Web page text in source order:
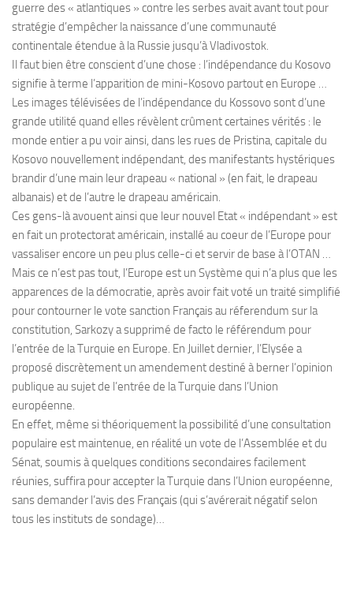
guerre des « atlantiques » contre les serbes avait avant tout pour
stratégie d’empêcher la naissance d’une communauté
continentale étendue à la Russie jusqu’à Vladivostok.
Il faut bien être conscient d’une chose : l’indépendance du Kosovo
signifie à terme l’apparition de mini-Kosovo partout en Europe …
Les images télévisées de l’indépendance du Kossovo sont d’une
grande utilité quand elles révèlent crûment certaines vérités : le
monde entier a pu voir ainsi, dans les rues de Pristina, capitale du
Kosovo nouvellement indépendant, des manifestants hystériques
brandir d’une main leur drapeau « national » (en fait, le drapeau
albanais) et de l’autre le drapeau américain.
Ces gens-là avouent ainsi que leur nouvel Etat « indépendant » est
en fait un protectorat américain, installé au coeur de l’Europe pour
vassaliser encore un peu plus celle-ci et servir de base à l’OTAN …
Mais ce n’est pas tout, l’Europe est un Système qui n’a plus que les
apparences de la démocratie, après avoir fait voté un traité simplifié
pour contourner le vote sanction Français au réferendum sur la
constitution, Sarkozy a supprimé de facto le référendum pour
l’entrée de la Turquie en Europe. En Juillet dernier, l’Elysée a
proposé discrètement un amendement destiné à berner l’opinion
publique au sujet de l’entrée de la Turquie dans l’Union
européenne.
En effet, même si théoriquement la possibilité d’une consultation
populaire est maintenue, en réalité un vote de l’Assemblée et du
Sénat, soumis à quelques conditions secondaires facilement
réunies, suffira pour accepter la Turquie dans l’Union européenne,
sans demander l’avis des Français (qui s’avérerait négatif selon
tous les instituts de sondage)…